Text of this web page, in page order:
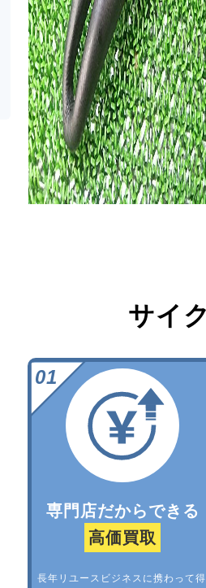
サイ
専門店だからできる
高価買取
長年リユースビジネスに携わって得